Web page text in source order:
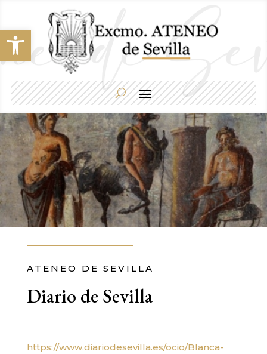
Abrir barra de herramientas
ATENEO DE SEVILLA
Diario de Sevilla
https://www.diariodesevilla.es/ocio/Blanca-